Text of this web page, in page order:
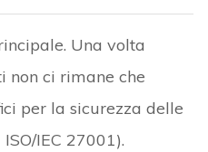
Una volta
non ci rimane che
per la sicurezza delle
IEC 27001).